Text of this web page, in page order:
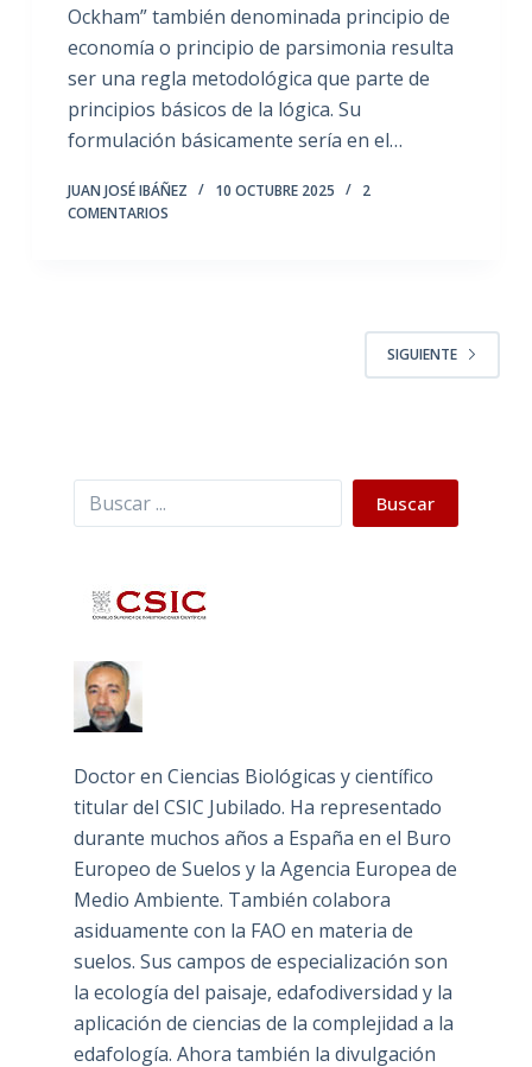
Ockham” también denominada principio de
economía o principio de parsimonia resulta
ser una regla metodológica que parte de
principios básicos de la lógica. Su
formulación básicamente sería en el…
JUAN JOSÉ IBÁÑEZ 10 OCTUBRE 2025
2
COMENTARIOS
SIGUIENTE
Buscar Buscar
Doctor en Ciencias Biológicas y científico
titular del CSIC Jubilado. Ha representado
durante muchos años a España en el Buro
Europeo de Suelos y la Agencia Europea de
Medio Ambiente. También colabora
asiduamente con la FAO en materia de
suelos. Sus campos de especialización son
la ecología del paisaje, edafodiversidad y la
aplicación de ciencias de la complejidad a la
edafología. Ahora también la divulgación